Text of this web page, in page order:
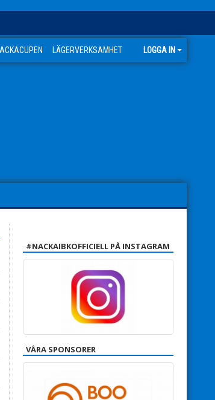
LÄGERVERKSAMHET LOGGA IN
#NACKAIBKOFFICIELL PÅ INSTAGRAM
VÅRA SPONSORER